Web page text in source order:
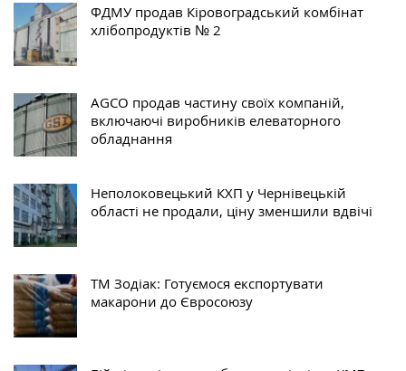
ФДМУ продав Кіровоградський комбінат
хлібопродуктів № 2
AGCO продав частину своїх компаній,
включаючі виробників елеваторного
обладнання
Неполоковецький КХП у Чернівецькій
області не продали, ціну зменшили вдвічі
ТМ Зодіак: Готуємося експортувати
макарони до Євросоюзу